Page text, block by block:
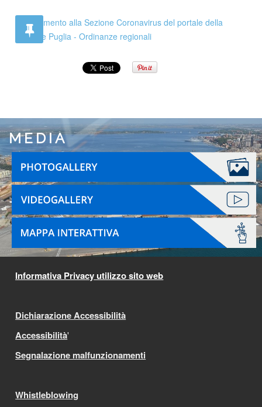
Collegamento alla Sezione Coronavirus del portale della
Regione Puglia - Ordinanze regionali
MEDIA
Informativa Privacy utilizzo sito web
Dichiarazione Accessibilità
Accessibilità'
Segnalazione malfunzionamenti
Whistleblowing